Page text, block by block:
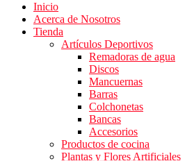
Inicio
Acerca de Nosotros
Tienda
Artículos Deportivos
Remadoras de agua
Discos
Mancuernas
Barras
Colchonetas
Bancas
Accesorios
Productos de cocina
Plantas y Flores Artificiales